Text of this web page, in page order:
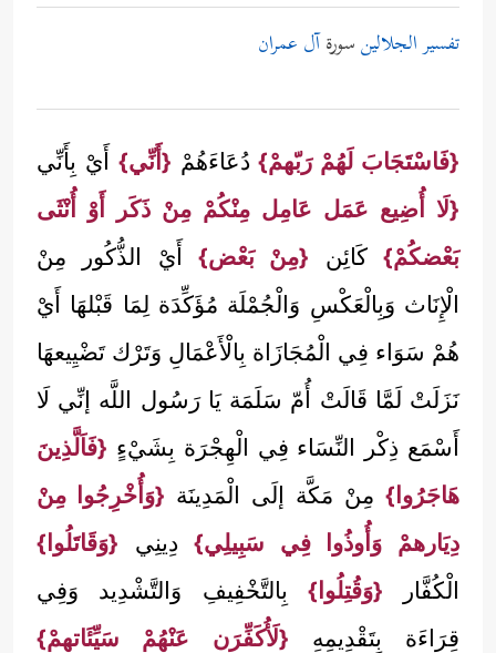
تفسير الجلالينسورةآل عمران
{فَاسْتَجَابَ لَهُمْ رَبّهمْ}دُعَاءَهُمْ {أَنِّي} أَيْ بِأَنِّي
{لَا أُضِيع عَمَل عَامِل مِنْكُمْ مِنْ ذَكَر أَوْ أُنْثَى
بَعْضكُمْ}كَائِن {مِنْ بَعْض} أَيْ الذُّكُور مِنْ
الْإِنَاث وَبِالْعَكْسِ وَالْجُمْلَة مُؤَكِّدَة لِمَا قَبْلهَا أَيْ
هُمْ سَوَاء فِي الْمُجَازَاة بِالْأَعْمَالِ وَتَرْك تَضْيِيعهَا
نَزَلَتْ لَمَّا قَالَتْ أُمّ سَلَمَة يَا رَسُول اللَّه إنِّي لَا
أَسْمَع ذِكْر النِّسَاء فِي الْهِجْرَة بِشَيْءٍ {فَاَلَّذِينَ
هَاجَرُوا} مِنْ مَكَّة إلَى الْمَدِينَة {وَأُخْرِجُوا مِنْ
دِيَارهمْ وَأُوذُوا فِي سَبِيلِي}دِينِي {وَقَاتَلُوا}
الْكُفَّار {وَقُتِلُوا} بِالتَّخْفِيفِ وَالتَّشْدِيد وَفِي
قِرَاءَة بِتَقْدِيمِهِ {لَأُكَفِّرَن عَنْهُمْ سَيِّئَاتهمْ}